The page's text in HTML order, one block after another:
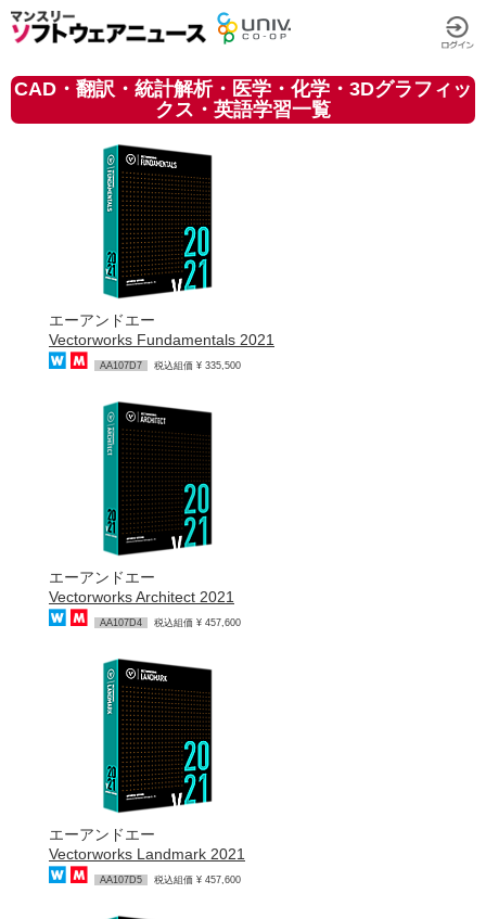
CAD・翻訳・統計解析・医学・化学・3Dグラフィッ
クス・英語学習一覧
エーアンドエー
Vectorworks Fundamentals 2021
AA107D7 税込組価 ¥ 335,500
エーアンドエー
Vectorworks Architect 2021
AA107D4 税込組価 ¥ 457,600
エーアンドエー
Vectorworks Landmark 2021
AA107D5 税込組価 ¥ 457,600